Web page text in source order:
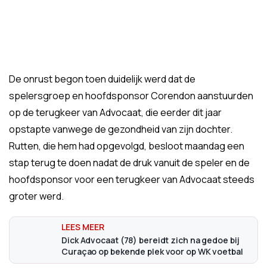
De onrust begon toen duidelijk werd dat de
spelersgroep en hoofdsponsor Corendon aanstuurden
op de terugkeer van Advocaat, die eerder dit jaar
opstapte vanwege de gezondheid van zijn dochter.
Rutten, die hem had opgevolgd, besloot maandag een
stap terug te doen nadat de druk vanuit de speler en de
hoofdsponsor voor een terugkeer van Advocaat steeds
groter werd.
Dick Advocaat (78) bereidt zich na gedoe bij
Curaçao op bekende plek voor op WK voetbal